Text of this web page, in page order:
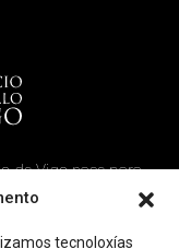
tecnoloxías
de Vigo nace para
un ambicioso